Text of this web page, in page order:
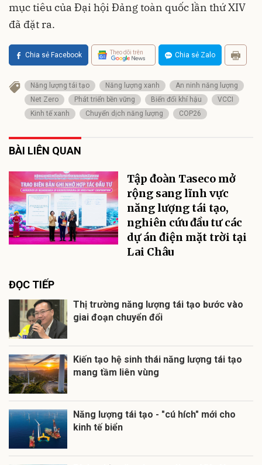
mục tiêu của Đại hội Đảng toàn quốc lần thứ XIV
đã đặt ra.
Chia sẻ Facebook Theo dõi trên Chia sẻ Zalo
Năng lượng tái tạo Năng lượng xanh
An ninh năng lượng
Net Zero
Phát triển bền vững Biến đổi khí hậu
VCCI
Kinh tế xanh
Chuyển dịch năng lượng COP26
BÀI LIÊN QUAN
Tập đoàn Taseco mở
rộng sang lĩnh vực
năng lượng tái tạo,
nghiên cứu đầu tư các
dự án điện mặt trời tại
Lai Châu
ĐỌC TIẾP
Thị trường năng lượng tái tạo bước vào
giai đoạn chuyển đổi
Kiến tạo hệ sinh thái năng lượng tái tạo
mang tầm liên vùng
Năng lượng tái tạo - "cú hích" mới cho
kinh tế biển